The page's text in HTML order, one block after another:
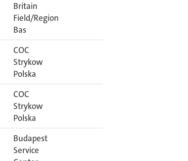
Britain
Field/Region
Bas
COC
Strykow
Polska
COC
Strykow
Polska
Budapest
Service